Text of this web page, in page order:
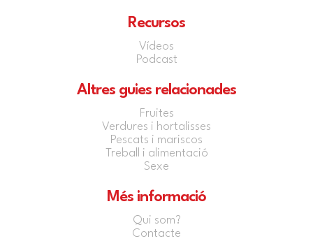
Recursos
Vídeos
Podcast
Altres guies relacionades
Fruites
Verdures i hortalisses
Pescats i mariscos
Treball i alimentació
Sexe
Més informació
Qui som?
Contacte